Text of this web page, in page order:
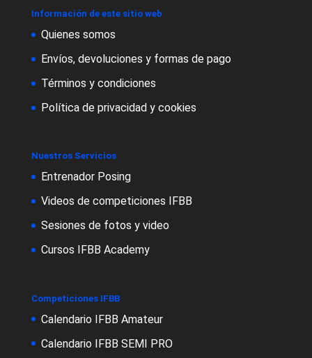
Información de este sitio web
Quienes somos
Envíos, devoluciones y formas de pago
Términos y condiciones
Política de privacidad y cookies
Nuestros Servicios
Entrenador Posing
Videos de competiciones IFBB
Sesiones de fotos y video
Cursos IFBB Academy
Competiciones IFBB
Calendario IFBB Amateur
Calendario IFBB SEMI PRO